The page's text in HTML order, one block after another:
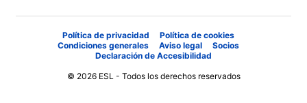
Política de privacidad
Política de cookies
Condiciones generales
Aviso legal
Socios
Declaración de Accesibilidad
© 2026 ESL - Todos los derechos reservados